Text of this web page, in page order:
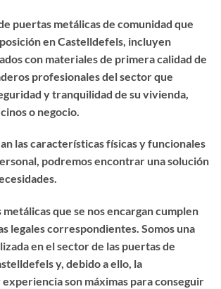
puertas metálicas de comunidad que
en Castelldefels, incluyen
con materiales de primera calidad de
profesionales del sector que
y tranquilidad de su vivienda,
o negocio.
las características físicas y funcionales
podremos encontrar una solución
metálicas que se nos encargan cumplen
legales correspondientes. Somos una
en el sector de las puertas de
y, debido a ello, la
son máximas para conseguir